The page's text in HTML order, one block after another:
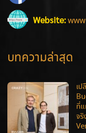
Website:
บทความล่าสุด
เ
ที่
จ